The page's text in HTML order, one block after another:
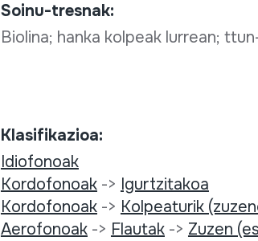
Soinu-tresnak:
Biolina; hanka kolpeak lurrean;
Klasifikazioa:
Idiofonoak
Kordofonoak-> Igurtzitakoa
Kordofonoak-> Kolpeaturik
Aerofonoak-> Flautak-> Zuzen